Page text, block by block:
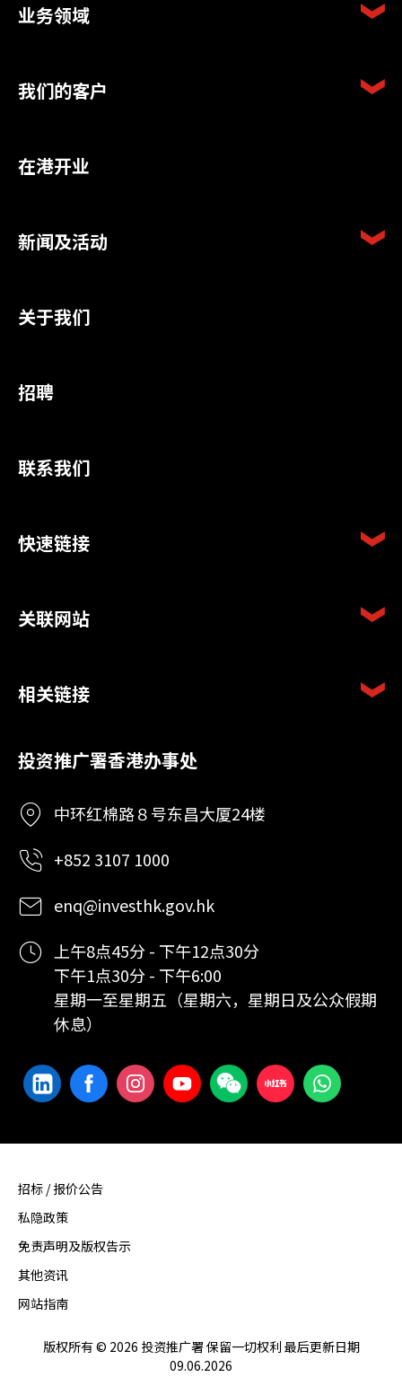
业务领域
我们的客户
在港开业
新闻及活动
关于我们
招聘
联系我们
快速链接
关联网站
相关链接
投资推广署香港办事处
中环红棉路８号东昌大厦24楼
+852 3107 1000
enq@investhk.gov.hk
上午8点45分 - 下午12点30分
下午1点30分 - 下午6:00
星期一至星期五（星期六，星期日及公众假期
休息）
招标 / 报价公告
私隐政策
免责声明及版权告示
其他资讯
网站指南
版权所有 © 2026 投资推广署 保留一切权利 最后更新日期
09.06.2026